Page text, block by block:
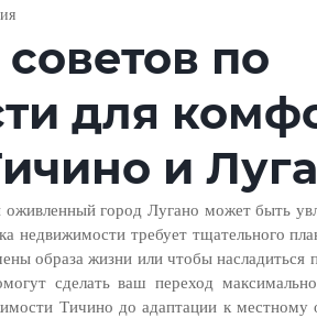
по
для
и
город Лугано может быть
недвижимости требует тщательного
образа жизни или чтобы
сделать ваш переход
Тичино до адаптации к